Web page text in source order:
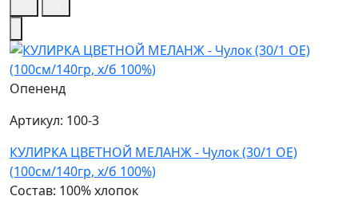
Опененд
Артикул: 100-3
КУЛИРКА ЦВЕТНОЙ МЕЛАНЖ - Чулок (30/1 ОЕ)
(100см/140гр, х/б 100%)
Состав: 100% хлопок